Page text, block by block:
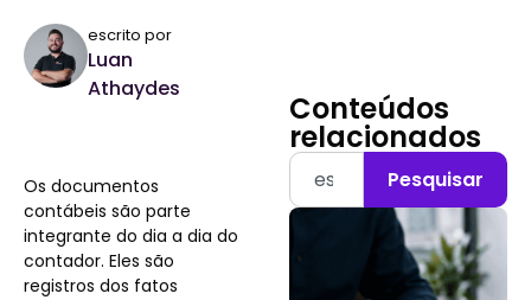
escrito por
Luan
Athaydes
Os documentos
contábeis são parte
integrante do dia a dia do
contador. Eles são
registros dos fatos
Conteúdos
relacionados
Pesquisar